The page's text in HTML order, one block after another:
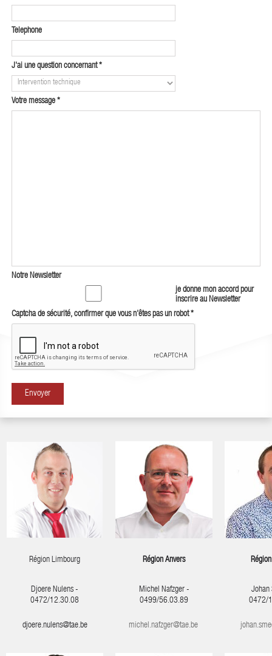
Telephone
J'ai une question concernant*
Votre message *
Notre Newsletter
je donne mon accord pour
inscrire au Newsletter
Captcha de sécurité, confirmer que vous n'êtes pas un robot*
Envoyer
Région Limbourg Région Anvers
Djoere Nulens -
0472/12.30.08
Michel Nafzger -
0499/56.03.89
Johan
0472/
djoere.nulens@tae.be michel.nafzger@tae.be